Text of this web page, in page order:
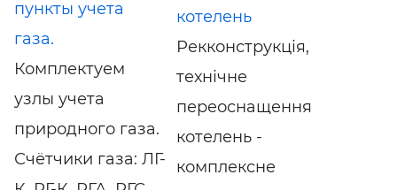
пункты учета
газа.
Комплектуем
узлы учета
природного газа.
Счётчики газа: ЛГ-
котелень
Рекконструкція,
технічне
переоснащення
котелень -
комплексне